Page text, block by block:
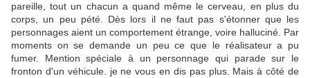
pareille, tout un chacun a quand même le cerveau, en plus du
corps, un peu pété. Dès lors il ne faut pas s'étonner que les
personnages aient un comportement étrange, voire halluciné. Par
moments on se demande un peu ce que le réalisateur a pu
fumer. Mention spéciale à un personnage qui parade sur le
fronton d'un véhicule. je ne vous en dis pas plus. Mais à côté de